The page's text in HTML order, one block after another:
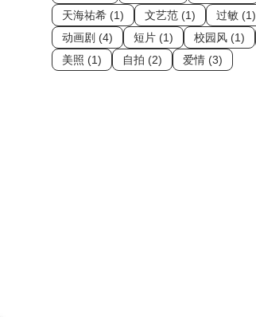
天海祐希 (1)
文艺范 (1) 过敏 (1)
动画剧 (4)
短片 (1) 校园风 (1)
美照 (1)
自拍 (2) 爱情 (3)